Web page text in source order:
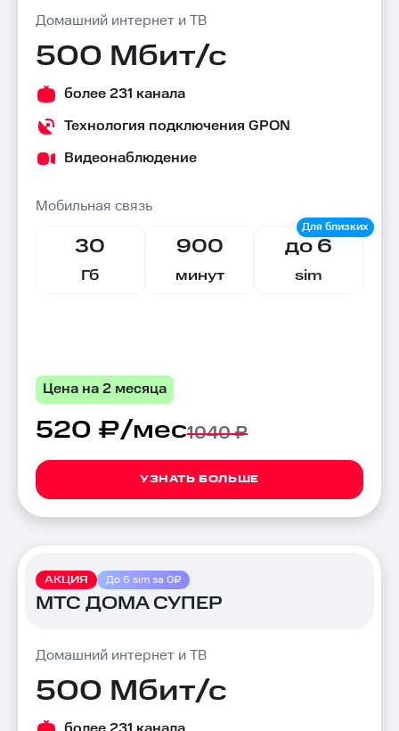
Домашний интернет и ТВ
500 Мбит/с
более 231 канала
Технология подключения GPON
Видеонаблюдение
Мобильная связь
30
Гб
900
минут
до 6
sim
Цена на 2 месяца
520 ₽/мес1040 ₽
УЗНАТЬ БОЛЬШЕ
АКЦИЯ До 6 sim за 0₽
МТС ДОМА СУПЕР
Домашний интернет и ТВ
500 Мбит/с